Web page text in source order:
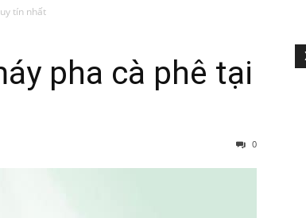
tín nhất
pha cà phê tại
0